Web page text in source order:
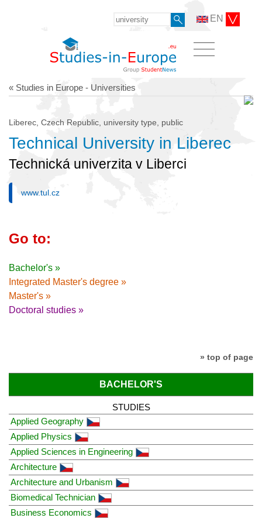
EN
« Studies in Europe - Universities
Liberec, Czech Republic, university type, public
Technical University in Liberec
Technická univerzita v Liberci
www.tul.cz
Go to:
Bachelor's »
Integrated Master's degree »
Master's »
Doctoral studies »
» top of page
BACHELOR'S
STUDIES
Applied Geography
Applied Physics
Applied Sciences in Engineering
Architecture
Architecture and Urbanism
Biomedical Technician
Business Economics